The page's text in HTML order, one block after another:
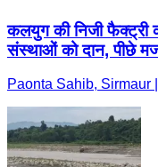
कलयुग की निजी फैक्ट्री
संस्थाओं को दान, पीछे
Paonta Sahib, Sirmaur